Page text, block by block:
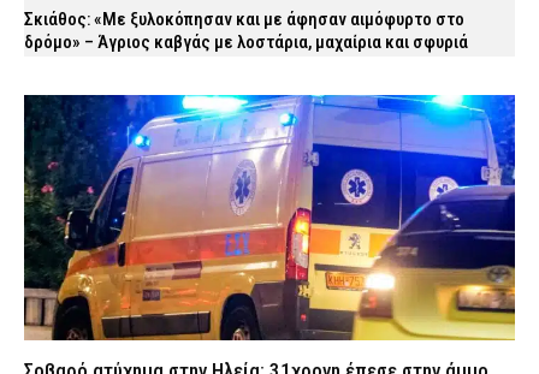
Σκιάθος: «Με ξυλοκόπησαν και με άφησαν αιμόφυρτο στο
δρόμο» – Άγριος καβγάς με λοστάρια, μαχαίρια και σφυριά
Εξαφάνιση 15χρονου στην Αθήνα: Τι αναφέρει το «Χαμόγελο του
Παιδιού»
ΕΙΔΗΣΕΙΣ 7 Αυγούστου 2026 21:39
Συνελήφθησαν σε Καβάλα και Αλεξανδρούπολη τρεις άνδρες
για ναρκωτικά και λαθραίο καπνό
ΑΣΤΥΝΟΜΙΑ 7 Αυγούστου 2026 21:24
Τραγωδία στην Πάτρα: Πέθανε βρέφος οκτώ ημερών στη ΜΕΘ
Νεογνών του Νοσοκομείου «Άγιος Ανδρέας»